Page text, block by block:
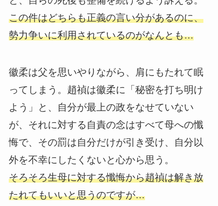
この件はどちらも正義の言い分があるのに、
勢力争いに利用されているのがなんとも…
徽柔は父を思いやりながら、肩にもたれて眠
ってしまう。趙禎は徽柔に「秘密を打ち明け
よう」と、自分が最上の政をなせていない
が、それに対する自責の念はすべて母への懺
悔で、その罰は自分だけが引き受け、自分以
外を不幸にしたくないと心から思う。
そろそろ生母に対する懺悔から趙禎は解き放
たれてもいいと思うのですが…